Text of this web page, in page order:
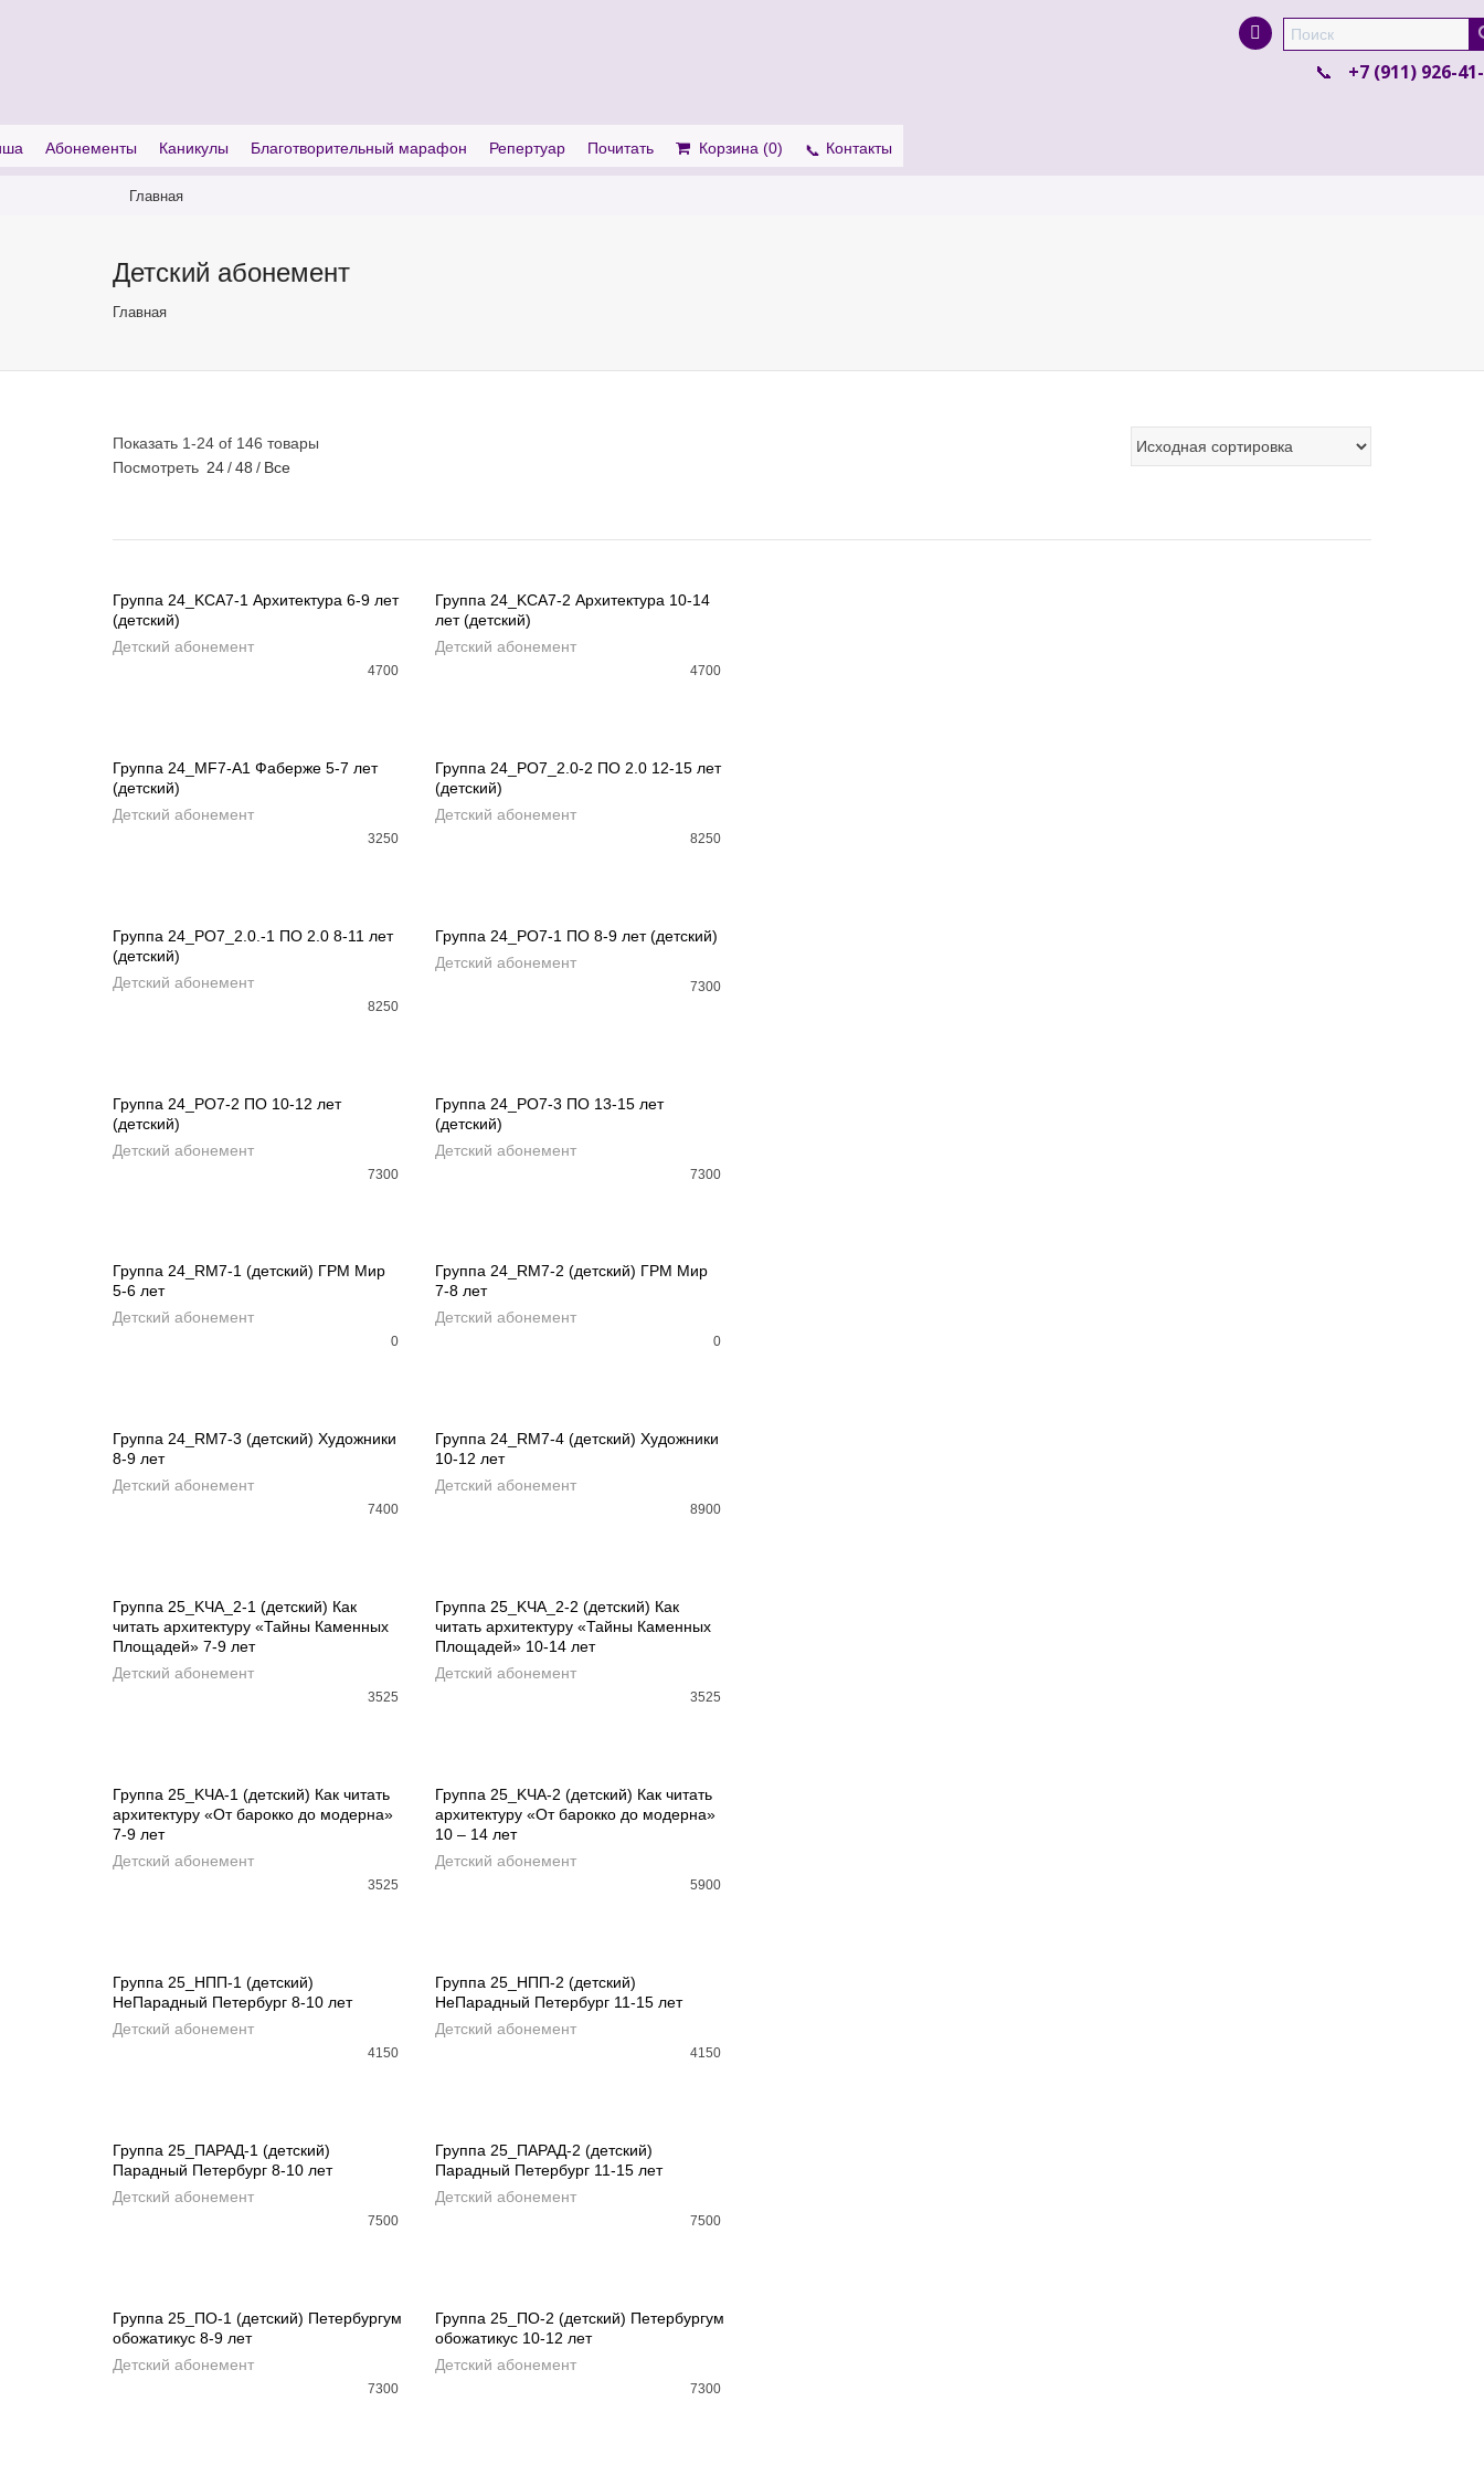
+7 (911) 926-
Абонементы Каникулы Благотворительный марафон Репертуар Почитать Корзина (0) Контакты
Главная
Детский абонемент
Главная
Показать 1-24 of 146 товары
Посмотреть 24/48 / Все
РАСПРОДАНО
READ MORE
Группа 24_KCA7-1 Архитектура 6-9 лет
(детский)
Детский абонемент
4700
Группа 24_KCA7-2 Архитектура 10-14
лет (детский)
Детский абонемент
4700
ДОБАВИТЬ В КОРЗИНУ
Группа 24_MF7-A1 Фаберже 5-7 лет
(детский)
Детский абонемент
3250
ДОБАВИТЬ В КОРЗИНУ
Группа 24_PO7_2.0-2 ПО 2.0 12-15 лет
(детский)
Детский абонемент
8250
ДОБАВИТЬ В КОРЗИНУ
Группа 24_PO7_2.0.-1 ПО 2.0 8-11 лет
(детский)
Детский абонемент
8250
РАСПРОДАНО
READ MORE
Группа 24_PO7-1 ПО 8-9 лет (детский)
Детский абонемент
7300
ДОБАВИТЬ В КОРЗИНУ
Группа 24_PO7-2 ПО 10-12 лет
(детский)
Детский абонемент
7300
ДОБАВИТЬ В КОРЗИНУ
Группа 24_PO7-3 ПО 13-15 лет
(детский)
Детский абонемент
7300
РАСПРОДАНО
Группа 24_RM7-1 (детский) ГРМ Мир
5-6 лет
Детский абонемент
0
РАСПРОДАНО
Группа 24_RM7-2 (детский) ГРМ Мир
7-8 лет
Детский абонемент
0
РАСПРОДАНО
Группа 24_RM7-3 (детский) Художники
8-9 лет
Детский абонемент
7400
РАСПРОДАНО
Группа 24_RM7-4 (детский) Художники
10-12 лет
Детский абонемент
8900
ДОБАВИТЬ В КОРЗИНУ
Группа 25_KЧА_2-1 (детский) Как
читать архитектуру «Тайны Каменных
Площадей» 7-9 лет
Детский абонемент
3525
ДОБАВИТЬ В КОРЗИНУ
Группа 25_KЧА_2-2 (детский) Как
читать архитектуру «Тайны Каменных
Площадей» 10-14 лет
Детский абонемент
3525
ДОБАВИТЬ В КОРЗИНУ
Группа 25_KЧА-1 (детский) Как читать
архитектуру «От барокко до модерна»
7-9 лет
Детский абонемент
3525
РАСПРОДАНО
READ MORE
Группа 25_KЧА-2 (детский) Как читать
архитектуру «От барокко до модерна»
10 – 14 лет
Детский абонемент
5900
ДОБАВИТЬ В КОРЗИНУ
Группа 25_НПП-1 (детский)
НеПарадный Петербург 8-10 лет
Детский абонемент
4150
РАСПРОДАНО
READ MORE
Группа 25_НПП-2 (детский)
НеПарадный Петербург 11-15 лет
Детский абонемент
4150
РАСПРОДАНО
READ MORE
Группа 25_ПАРАД-1 (детский)
Парадный Петербург 8-10 лет
Детский абонемент
7500
РАСПРОДАНО
READ MORE
Группа 25_ПАРАД-2 (детский)
Парадный Петербург 11-15 лет
Детский абонемент
7500
ДОБАВИТЬ В КОРЗИНУ
Группа 25_ПО-1 (детский) Петербургум
обожатикус 8-9 лет
Детский абонемент
7300
ДОБАВИТЬ В КОРЗИНУ
Группа 25_ПО-2 (детский) Петербургум
обожатикус 10-12 лет
Детский абонемент
7300